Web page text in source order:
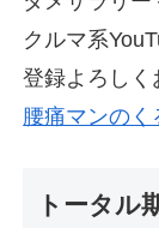
クルマ系
登録よろしく
腰痛マンのく
トータル